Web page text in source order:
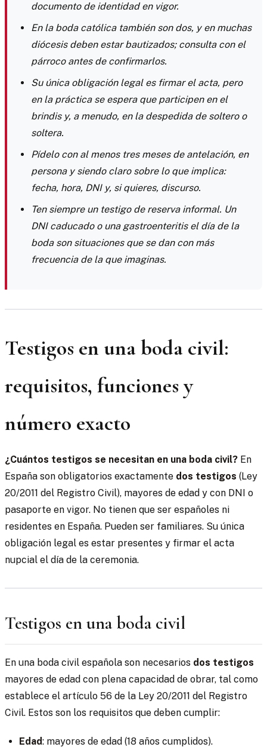
documento de identidad en vigor.
En la boda católica también son dos, y en muchas
diócesis deben estar bautizados; consulta con el
párroco antes de confirmarlos.
Su única obligación legal es firmar el acta, pero
en la práctica se espera que participen en el
brindis y, a menudo, en la despedida de soltero o
soltera.
Pídelo con al menos tres meses de antelación, en
persona y siendo claro sobre lo que implica:
fecha, hora, DNI y, si quieres, discurso.
Ten siempre un testigo de reserva informal. Un
DNI caducado o una gastroenteritis el día de la
boda son situaciones que se dan con más
frecuencia de la que imaginas.
Testigos en una boda civil:
requisitos, funciones y
número exacto
¿Cuántos testigos se necesitan en una boda civil? En
España son obligatorios exactamente dos testigos (Ley
20/2011 del Registro Civil), mayores de edad y con DNI o
pasaporte en vigor. No tienen que ser españoles ni
residentes en España. Pueden ser familiares. Su única
obligación legal es estar presentes y firmar el acta
nupcial el día de la ceremonia.
Testigos en una boda civil
En una boda civil española son necesarios dos testigos
mayores de edad con plena capacidad de obrar, tal como
establece el artículo 56 de la Ley 20/2011 del Registro
Civil. Estos son los requisitos que deben cumplir:
Edad: mayores de edad (18 años cumplidos).